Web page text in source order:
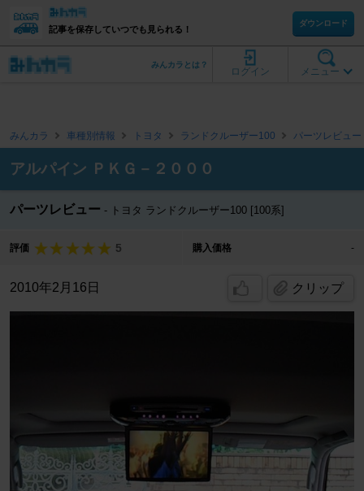
記事を保存していつでも見られる！
ダウンロード
メニュー
ログイン
みんカラとは？
みんカラ 車種別情報 トヨタ ランドクルーザー100 パーツレビュー
アルパイン ＰＫＧ－２０００
パーツレビュー トヨタ ランドクルーザー100 [100系]
評価 5 購入価格 -
2010年2月16日 クリップ